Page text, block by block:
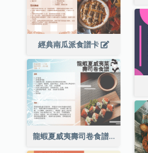
經典南瓜派食譜卡
龍蝦夏威夷壽司卷食譜卡